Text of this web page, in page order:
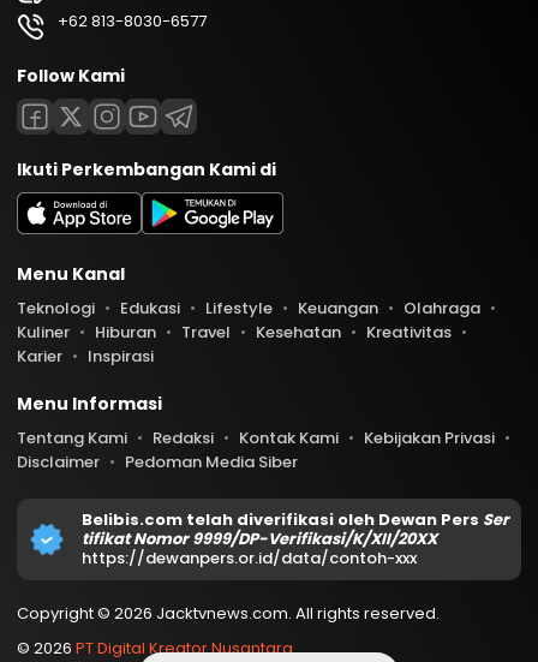
+62 813-8030-6577
Follow Kami
Ikuti Perkembangan Kami di
Menu Kanal
Teknologi Edukasi Lifestyle Keuangan
Olahraga
Kuliner
Hiburan Travel Kesehatan
Kreativitas
Karier
Inspirasi
Menu Informasi
Tentang Kami Redaksi Kontak Kami
Kebijakan Privasi
Disclaimer
Pedoman Media Siber
Belibis.com telah diverifikasi oleh Dewan Pers Ser
tifikat Nomor 9999/DP-Verifikasi/K/XII/20XX
https://dewanpers.or.id/data/contoh-xxx
Copyright © 2026 Jacktvnews.com. All rights reserved.
© 2026 PT Digital Kreator Nusantara